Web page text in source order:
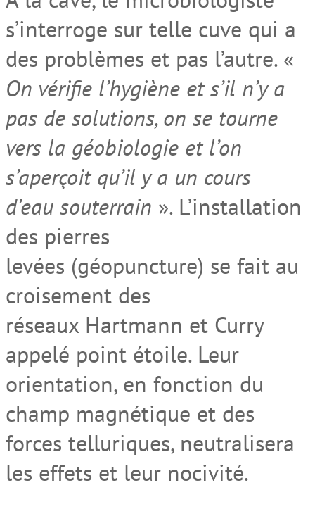
s’interroge sur telle cuve qui a
des problèmes et pas l’autre. «
On vérifie l’hygiène et s’il n’y a
pas de solutions, on se tourne
vers la géobiologie et l’on
s’aperçoit qu’il y a un cours
d’eau souterrain ». L’installation
des pierres
levées (géopuncture) se fait au
croisement des
réseaux Hartmann et Curry
appelé point étoile. Leur
orientation, en fonction du
champ magnétique et des
forces telluriques, neutralisera
les effets et leur nocivité.